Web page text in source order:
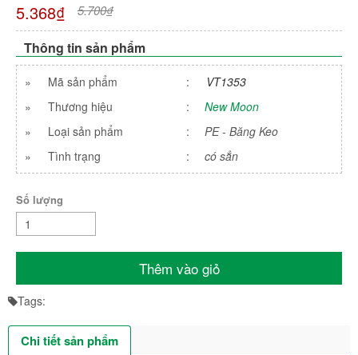
5.368₫
5.700₫
Thông tin sản phẩm
» Mã sản phẩm :
VT1353
»
Thương hiệu :
New Moon
»
Loại sản phẩm :
PE - Băng Keo
»
Tình trạng : có sẳn
Số lượng
Thêm vào giỏ
Tags:
Chi tiết sản phẩm